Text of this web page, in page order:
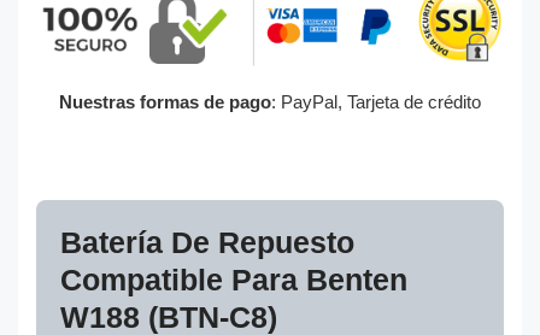
Nuestras formas de pago: PayPal, Tarjeta de crédito
Batería De Repuesto
Compatible Para Benten
W188 (BTN-C8)